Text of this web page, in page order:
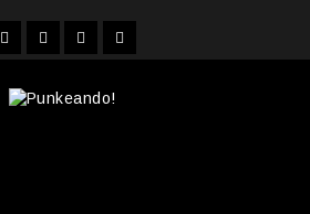
FacebookInstagram
YouTubeTwitter